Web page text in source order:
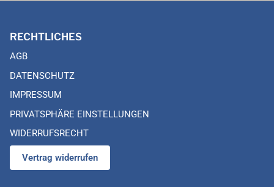
RECHTLICHES
AGB
DATENSCHUTZ
IMPRESSUM
PRIVATSPHÄRE EINSTELLUNGEN
WIDERRUFSRECHT
Vertrag widerrufen